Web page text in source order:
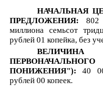
НАЧАЛЬНАЯ
ПРЕДЛОЖЕНИЯ:
миллиона семьсот
рублей 01 копейка, без
ПОНИЖЕНИЯ"):40
рублей 00 копеек.